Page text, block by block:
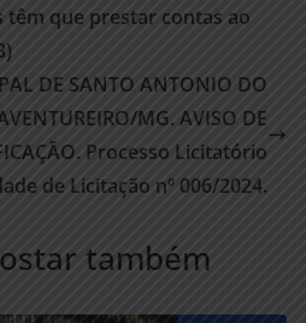
têm que prestar contas ao
DE SANTO ANTONIO DO
MG. AVISO DE
Processo Licitatório
de Licitação nº 006/2024.
também